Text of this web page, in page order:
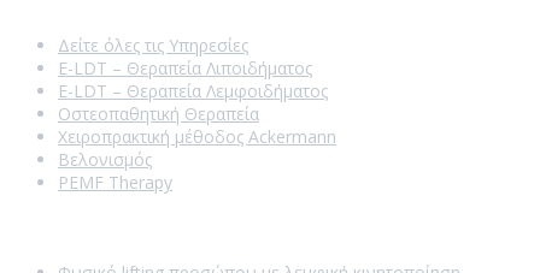
Δείτε όλες τις Υπηρεσίες
E-LDT – Θεραπεία Λιποιδήματος
E-LDT – Θεραπεία Λεμφοιδήματος
Οστεοπαθητική Θεραπεία
Χειροπρακτική μέθοδος Ackermann
Βελονισμός
PEMF Therapy